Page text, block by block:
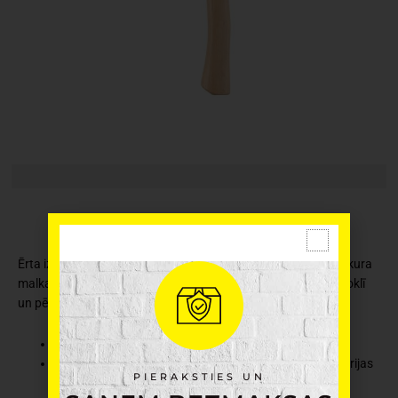
Ērta izmēra un viegls tūrisma cirvis ir lieliski piemērots ugunskura
malkas skaldīšanai. Atcerieties, ka asmens jāuztur labā stāvoklī
un pēc lietošanas jāizžāvē. Garums 38 cm.
Ražotājs: Atom
Materiāls: kalts tērauds ar augstu oglekļa saturu, Hikorijas
koks
PIERAKSTIES UN